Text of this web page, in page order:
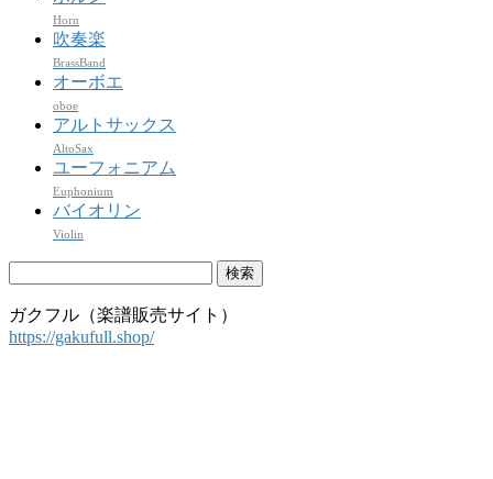
Horn
吹奏楽
BrassBand
オーボエ
oboe
アルトサックス
AltoSax
ユーフォニアム
Euphonium
バイオリン
Violin
ガクフル（楽譜販売サイト）
https://gakufull.shop/